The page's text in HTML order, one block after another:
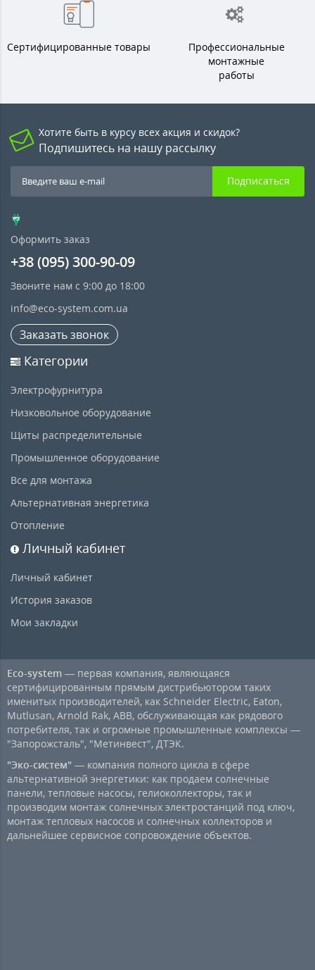
Сертифицированные товары
Профессиональные
монтажные
работы
Хотите быть в курсу всех акция и скидок?
Подпишитесь на нашу рассылку
Подписаться
Оформить заказ
+38 (095) 300-90-09
Звоните нам с 9:00 до 18:00
info@eco-system.com.ua
Заказать звонок
Категории
Электрофурнитура
Низковольное оборудование
Щиты распределительные
Промышленное оборудование
Все для монтажа
Альтернативная энергетика
Отопление
Личный кабинет
Личный кабинет
История заказов
Мои закладки
Eco-system — первая компания, являющаяся
сертифицированным прямым дистрибьютором таких
именитых производителей, как Schneider Electric, Eaton,
Mutlusan, Arnold Rak, ABB, обслуживающая как рядового
потребителя, так и огромные промышленные комплексы —
"Запорожсталь", "Метинвест", ДТЭК.
"Эко-систем" — компания полного цикла в сфере
альтернативной энергетики: как продаем солнечные
панели, тепловые насосы, гелиоколлекторы, так и
производим монтаж солнечных электростанций под ключ,
монтаж тепловых насосов и солнечных коллекторов и
дальнейшее сервисное сопровождение объектов.